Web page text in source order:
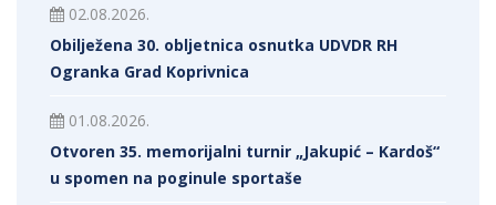
02.08.2026.
Obilježena 30. obljetnica osnutka UDVDR RH
Ogranka Grad Koprivnica
01.08.2026.
Otvoren 35. memorijalni turnir „Jakupić – Kardoš“
u spomen na poginule sportaše